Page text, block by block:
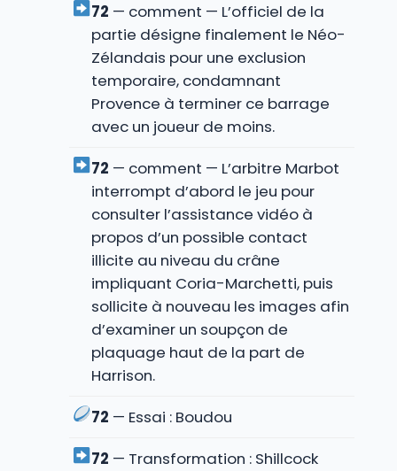
72 — comment — L’officiel de la
partie désigne finalement le Néo-
Zélandais pour une exclusion
temporaire, condamnant
Provence à terminer ce barrage
avec un joueur de moins.
72 — comment — L’arbitre Marbot
interrompt d’abord le jeu pour
consulter l’assistance vidéo à
propos d’un possible contact
illicite au niveau du crâne
impliquant Coria-Marchetti, puis
sollicite à nouveau les images afin
d’examiner un soupçon de
plaquage haut de la part de
Harrison.
72 — Essai : Boudou
72 — Transformation : Shillcock